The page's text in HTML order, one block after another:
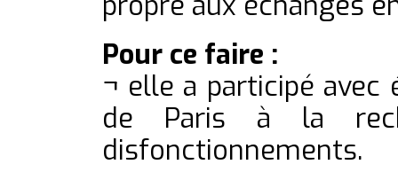
Pour ce faire :
¬ elle a participé
de Paris à la
disfonctionnements.